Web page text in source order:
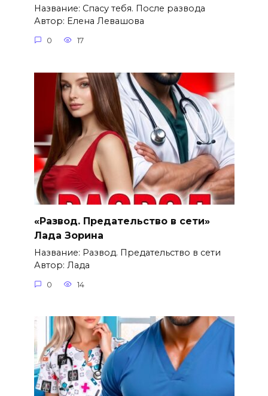
Название: Спасу тебя. После развода
Автор: Елена Левашова
0 17
«Развод. Предательство в сети»
Лада Зорина
Название: Развод. Предательство в сети
Автор: Лада
0 14